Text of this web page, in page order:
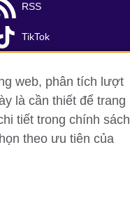
RSS
TikTok
web, phân tích lượt
là cần thiết để trang
tiết trong chính sách
theo ưu tiên của